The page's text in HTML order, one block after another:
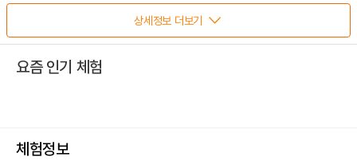
상세정보 더보기
요즘 인기 체험
체험정보